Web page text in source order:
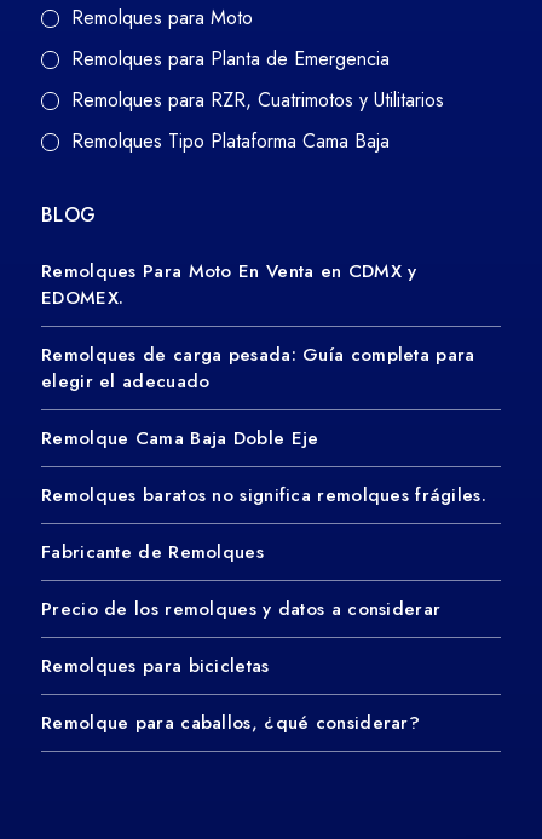
Remolques para Moto
Remolques para Planta de Emergencia
Remolques para RZR, Cuatrimotos y Utilitarios
Remolques Tipo Plataforma Cama Baja
BLOG
Remolques Para Moto En Venta en CDMX y
EDOMEX.
Remolques de carga pesada: Guía completa para
elegir el adecuado
Remolque Cama Baja Doble Eje
Remolques baratos no significa remolques frágiles.
Fabricante de Remolques
Precio de los remolques y datos a considerar
Remolques para bicicletas
Remolque para caballos, ¿qué considerar?